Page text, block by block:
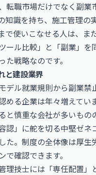
転職市場だけでなく副業
知識を持ち、施工管理の
で使いこなせる人は、ま
ール比較」と「副業」を
た戦略なのです。
と建設業界
デル就業規則から副業禁
める企業は年々増えてい
と慎重な会社が多いもの
認」に舵を切る中堅ゼネ
た。制度の全体像は厚生
で確認できます。
理技士には「専任配置」